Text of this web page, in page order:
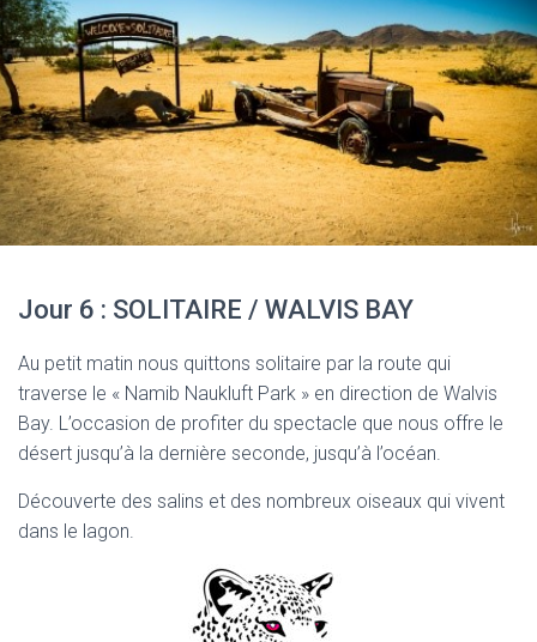
Jour 6 : SOLITAIRE / WALVIS BAY
Au petit matin nous quittons solitaire par la route qui
traverse le « Namib Naukluft Park » en direction de Walvis
Bay. L’occasion de profiter du spectacle que nous offre le
désert jusqu’à la dernière seconde, jusqu’à l’océan.
Découverte des salins et des nombreux oiseaux qui vivent
dans le lagon.